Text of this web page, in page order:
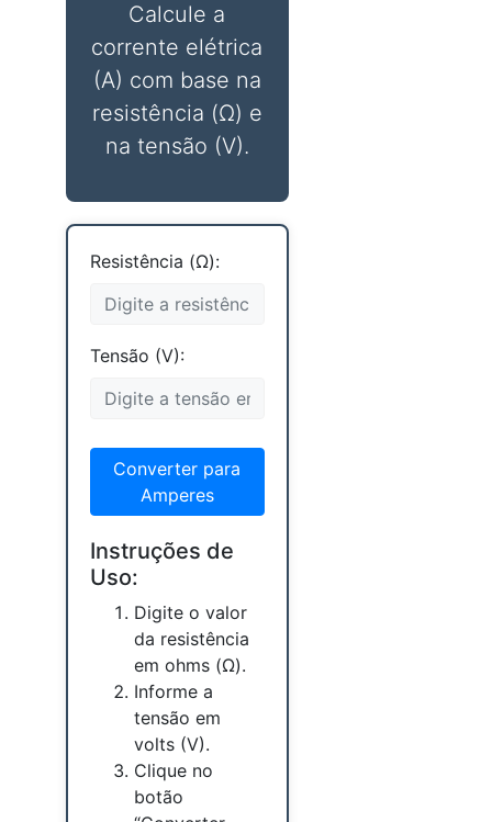
Calcule a
corrente elétrica
(A) com base na
resistência (Ω) e
na tensão (V).
Resistência (Ω):
Tensão (V):
Converter para
Amperes
Instruções de
Uso:
Digite o valor
da resistência
em ohms (Ω).
Informe a
tensão em
volts (V).
Clique no
botão